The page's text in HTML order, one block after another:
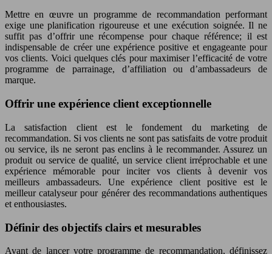
Mettre en œuvre un programme de recommandation performant
exige une planification rigoureuse et une exécution soignée. Il ne
suffit pas d’offrir une récompense pour chaque référence; il est
indispensable de créer une expérience positive et engageante pour
vos clients. Voici quelques clés pour maximiser l’efficacité de votre
programme de parrainage, d’affiliation ou d’ambassadeurs de
marque.
Offrir une expérience client exceptionnelle
La satisfaction client est le fondement du marketing de
recommandation. Si vos clients ne sont pas satisfaits de votre produit
ou service, ils ne seront pas enclins à le recommander. Assurez un
produit ou service de qualité, un service client irréprochable et une
expérience mémorable pour inciter vos clients à devenir vos
meilleurs ambassadeurs. Une expérience client positive est le
meilleur catalyseur pour générer des recommandations authentiques
et enthousiastes.
Définir des objectifs clairs et mesurables
Avant de lancer votre programme de recommandation, définissez